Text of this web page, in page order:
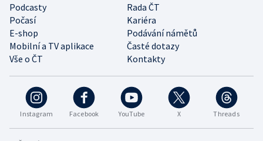
Instagram Facebook YouTube X Threads
Podcasty
Rada ČT
Počasí
Kariéra
E-shop
Podávání námětů
Mobilní a TV aplikace
Časté dotazy
Vše o ČT
Kontakty